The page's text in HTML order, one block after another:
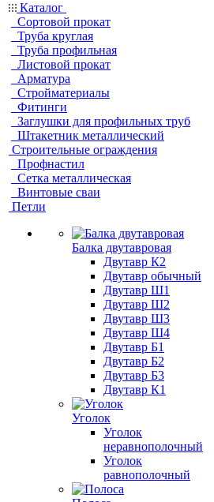
Каталог
Сортовой прокат
Труба круглая
Труба профильная
Листовой прокат
Арматура
Стройматериалы
Фитинги
Заглушки для профильных труб
Штакетник металлический
Строительные ограждения
Профнастил
Сетка металлическая
Винтовые сваи
Петли
Балка двутавровая
Двутавр К2
Двутавр обычный
Двутавр Ш1
Двутавр Ш2
Двутавр Ш3
Двутавр Ш4
Двутавр Б1
Двутавр Б2
Двутавр Б3
Двутавр К1
Уголок
Уголок
неравнополочный
Уголок
равнополочный